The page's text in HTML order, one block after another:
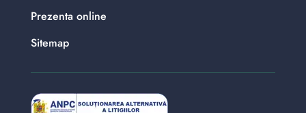
Prezenta online
Sitemap